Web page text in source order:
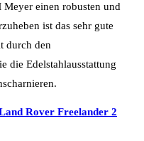
einen robusten und
ist das sehr gute
durch den
die Edelstahlausstattung
Rover Freelander 2